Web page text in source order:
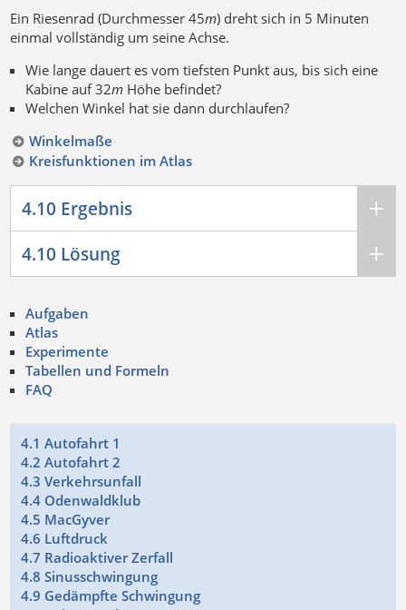
Ein Riesenrad (Durchmesser 45m) dreht sich in 5 Minuten
einmal vollständig um seine Achse.
Wie lange dauert es vom tiefsten Punkt aus, bis sich eine
Kabine auf 32m Höhe befindet?
Welchen Winkel hat sie dann durchlaufen?
Winkelmaße
Kreisfunktionen im Atlas
4.10 Ergebnis
4.10 Lösung
Aufgaben
Atlas
Experimente
Tabellen und Formeln
FAQ
4.1 Autofahrt 1
4.2 Autofahrt 2
4.3 Verkehrsunfall
4.4 Odenwaldklub
4.5 MacGyver
4.6 Luftdruck
4.7 Radioaktiver Zerfall
4.8 Sinusschwingung
4.9 Gedämpfte Schwingung